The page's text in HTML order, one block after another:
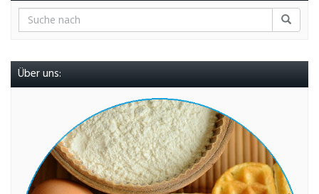
Über uns: